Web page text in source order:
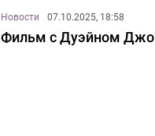
Новости 07.10.2025, 18:58
Фильм с Дуэйном